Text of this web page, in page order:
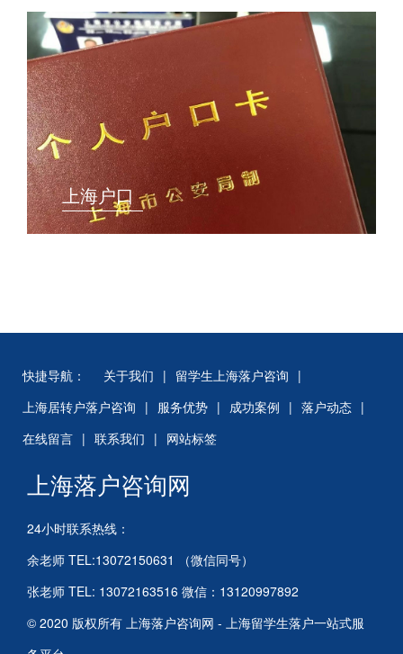
上海户口
快捷导航： 关于我们 | 留学生上海落户咨询 |
上海居转户落户咨询 | 服务优势 | 成功案例 | 落户动态 |
在线留言 | 联系我们 | 网站标签
上海落户咨询网
24小时联系热线：
余老师 TEL:13072150631 （微信同号）
张老师 TEL: 13072163516 微信：13120997892
© 2020 版权所有 上海落户咨询网 - 上海留学生落户一站式服